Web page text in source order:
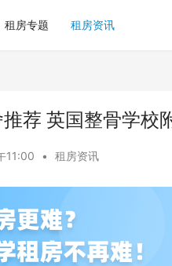
租房专题 租房资讯
荐 英国整骨学校
11:00 • 租房资讯